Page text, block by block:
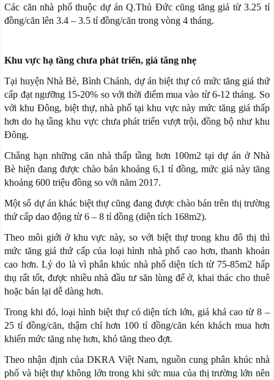
Các căn nhà phố thuộc dự án Q.Thủ Đức cũng tăng giá từ 3.25 tỉ
đồng/căn lên 3.4 – 3.5 tỉ đồng/căn trong vòng 4 tháng.
Khu vực hạ tầng chưa phát triển, giá tăng nhẹ
Tại huyện Nhà Bè, Bình Chánh, dự án biệt thự có mức tăng giá thứ
cấp đạt ngưỡng 15-20% so với thời điểm mua vào từ 6-12 tháng. So
với khu Đông, biệt thự, nhà phố tại khu vực này mức tăng giá thấp
hơn do hạ tầng khu vực chưa phát triển vượt trội, đồng bộ như khu
Đông.
Chẳng hạn những căn nhà thấp tầng hơn 100m2 tại dự án ở Nhà
Bè hiện đang được chào bán khoảng 6,1 tỉ đồng, mức giá này tăng
khoảng 600 triệu đồng so với năm 2017.
Một số dự án khác biệt thự cũng đang được chào bán trên thị trường
thứ cấp dao động từ 6 – 8 tỉ đồng (diện tích 168m2).
Theo môi giới ở khu vực này, so với biệt thự trong khu đô thị thì
mức tăng giá thứ cấp của loại hình nhà phố cao hơn, thanh khoản
cao hơn. Lý do là vì phân khúc nhà phố diện tích từ 75-85m2 hấp
thụ rất tốt, được nhiều nhà đầu tư săn lùng để ở, khai thác cho thuê
hoặc bán lại dễ dàng hơn.
Trong khi đó, loại hình biệt thự có diện tích lớn, giá khá cao từ 8 –
25 tỉ đồng/căn, thậm chí hơn 100 tỉ đồng/căn kén khách mua hơn
khiến mức tăng nhẹ hơn, khó tăng theo đợt.
Theo nhận định của DKRA Việt Nam, nguồn cung phân khúc nhà
phố và biệt thự không lớn trong khi sức mua của thị trường lớn nên